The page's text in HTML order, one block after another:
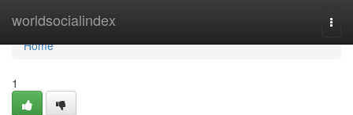
worldsocialindex
Home
Home
1